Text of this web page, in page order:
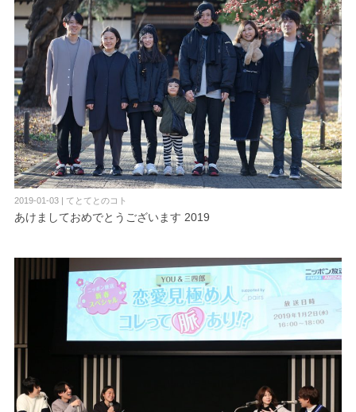
2019-01-03 | てとてとのコト
あけましておめでとうございます 2019